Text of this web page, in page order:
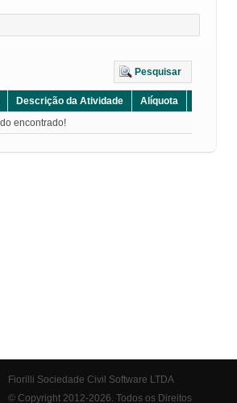
Pesquisar
Descrição da Atividade Alíquota
encontrado!
Fiorilli Sociedade Civil Software LTDA
© Copyright 2012-2026. Todos os Direitos